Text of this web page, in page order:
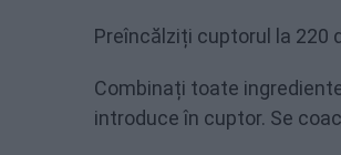
Preîncălziți cuptorul la 220
Combinați toate
introduce în cuptor. Se